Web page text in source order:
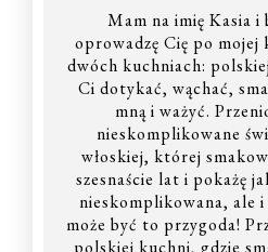
Mam na imię Kasia i
oprowadzę Cię po mojej
dwóch kuchniach:
Ci dotykać, wąchać,
mną i ważyć.
nieskomplikowane
włoskiej, której
szesnaście lat i pokażę
nieskomplikowana, ale
może być to przygoda!
polskiej kuchni, gdzie